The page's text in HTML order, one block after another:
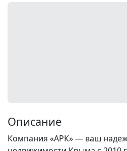
Описание
Компания «АРК» — ваш